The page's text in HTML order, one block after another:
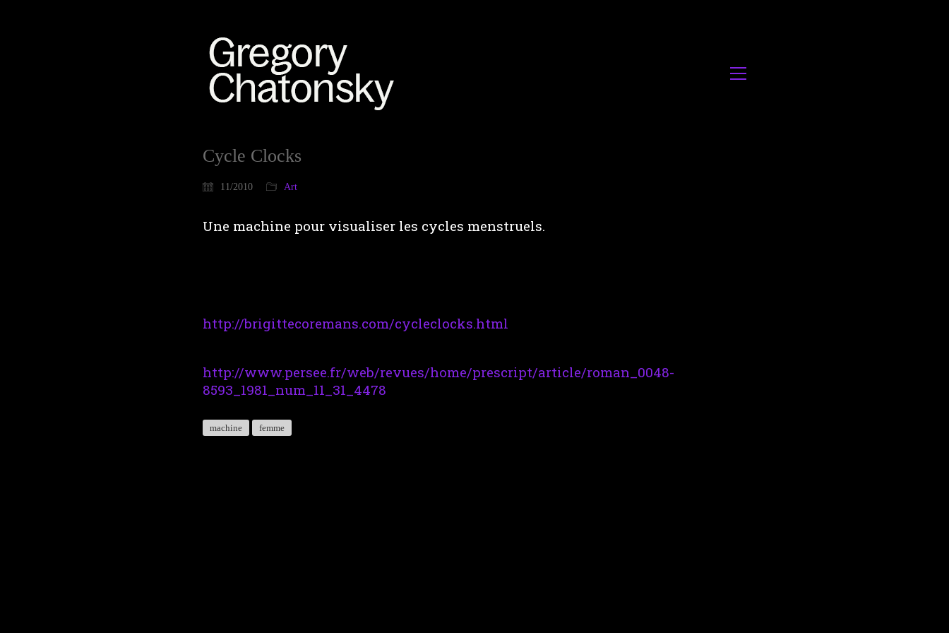
Cycle Clocks
11/2010 Art
Une machine pour visualiser les cycles menstruels.
http://brigittecoremans.com/cycleclocks.html
http://www.persee.fr/web/revues/home/prescript/article/roman_0048-
8593_1981_num_11_31_4478
machine femme